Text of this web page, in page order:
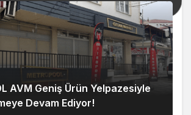
AVM Geniş Ürün Yelpazesiyle
Devam Ediyor!